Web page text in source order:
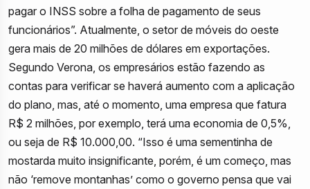
pagar o INSS sobre a folha de pagamento de seus
funcionários”. Atualmente, o setor de móveis do oeste
gera mais de 20 milhões de dólares em exportações.
Segundo Verona, os empresários estão fazendo as
contas para verificar se haverá aumento com a aplicação
do plano, mas, até o momento, uma empresa que fatura
R$ 2 milhões, por exemplo, terá uma economia de 0,5%,
ou seja de R$ 10.000,00. “Isso é uma sementinha de
mostarda muito insignificante, porém, é um começo, mas
não ‘remove montanhas’ como o governo pensa que vai